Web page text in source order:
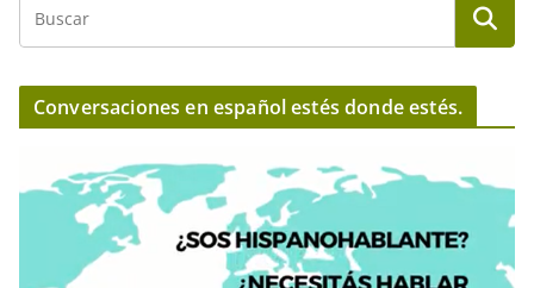
Conversaciones en español estés donde estés.
e